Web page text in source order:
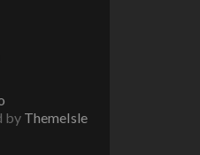
by ThemeIsle